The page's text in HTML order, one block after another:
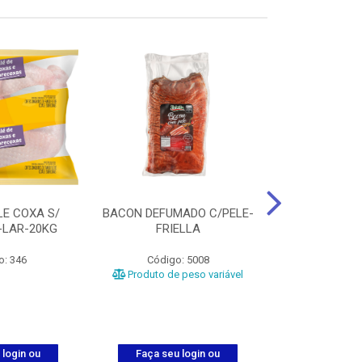
COXA S/
20KG
346
login ou
BACON DEFUMADO C/PELE-
FRIELLA
Código: 5008
Produto de peso variável
Faça seu login ou